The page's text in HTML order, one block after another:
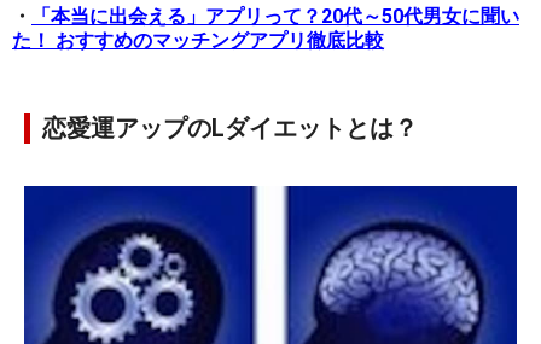
・
「本当に出会える」アプリって？20代～50代男女に聞い
た！ おすすめのマッチングアプリ徹底比較
恋愛運アップのLダイエットとは？